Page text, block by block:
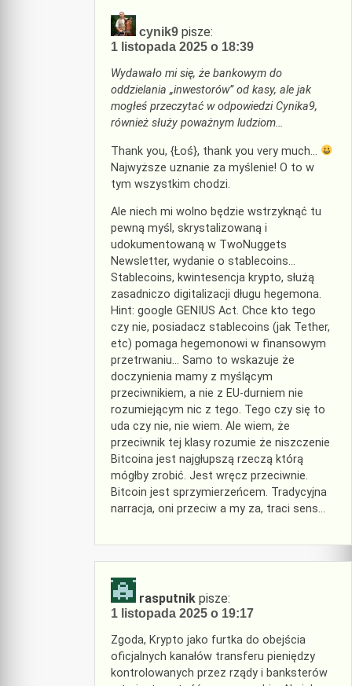
cynik9 pisze:
1 listopada 2025 o 18:39
Wydawało mi się, że bankowym do
oddzielania „inwestorów” od kasy, ale jak
mogłeś przeczytać w odpowiedzi Cynika9,
również służy poważnym ludziom…
Thank you, {Łoś}, thank you very much…
Najwyższe uznanie za myślenie! O to w
tym wszystkim chodzi.
Ale niech mi wolno będzie wstrzyknąć tu
pewną myśl, skrystalizowaną i
udokumentowaną w TwoNuggets
Newsletter, wydanie o stablecoins…
Stablecoins, kwintesencja krypto, służą
zasadniczo digitalizacji długu hegemona.
Hint: google GENIUS Act. Chce kto tego
czy nie, posiadacz stablecoins (jak Tether,
etc) pomaga hegemonowi w finansowym
przetrwaniu… Samo to wskazuje że
doczynienia mamy z myślącym
przeciwnikiem, a nie z EU-durniem nie
rozumiejącym nic z tego. Tego czy się to
uda czy nie, nie wiem. Ale wiem, że
przeciwnik tej klasy rozumie że niszczenie
Bitcoina jest najgłupszą rzeczą którą
mógłby zrobić. Jest wręcz przeciwnie.
Bitcoin jest sprzymierzeńcem. Tradycyjna
narracja, oni przeciw a my za, traci sens…
rasputnik pisze:
1 listopada 2025 o 19:17
Zgoda, Krypto jako furtka do obejścia
oficjalnych kanałów transferu pieniędzy
kontrolowanych przez rządy i banksterów